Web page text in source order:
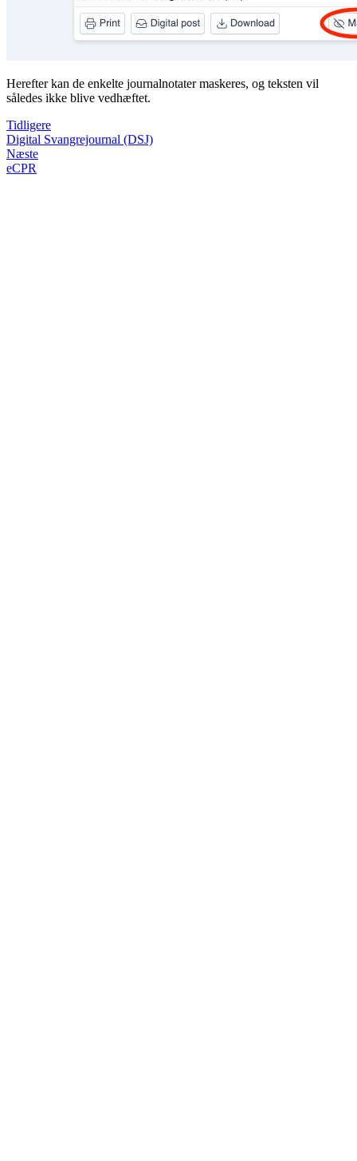
Herefter kan de enkelte journalnotater maskeres, og teksten vil
således ikke blive vedhæftet.
Tidligere
Digital Svangrejournal (DSJ)
Næste
eCPR